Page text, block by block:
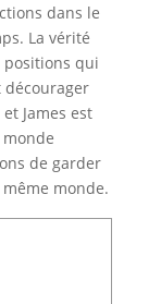
dans le
La vérité
positions qui
James est
de garder
monde.